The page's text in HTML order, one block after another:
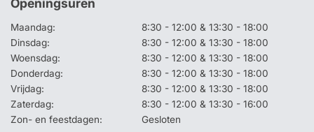
Openingsuren
Maandag:
8:30 - 12:00 & 13:30 - 18:00
Dinsdag:
8:30 - 12:00 & 13:30 - 18:00
Woensdag:
8:30 - 12:00 & 13:30 - 18:00
Donderdag:
8:30 - 12:00 & 13:30 - 18:00
Vrijdag:
8:30 - 12:00 & 13:30 - 18:00
Zaterdag:
8:30 - 12:00 & 13:30 - 16:00
Zon- en feestdagen:
Gesloten